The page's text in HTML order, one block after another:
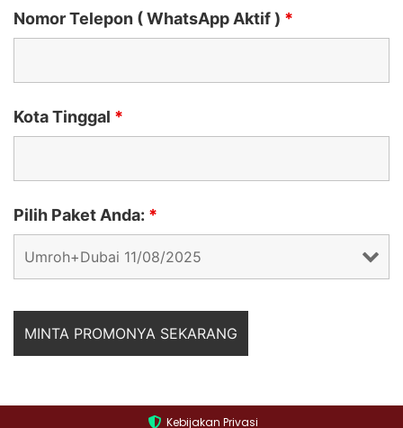
Nomor Telepon ( WhatsApp Aktif ) *
Kota Tinggal *
Pilih Paket Anda: *
Kebijakan Privasi